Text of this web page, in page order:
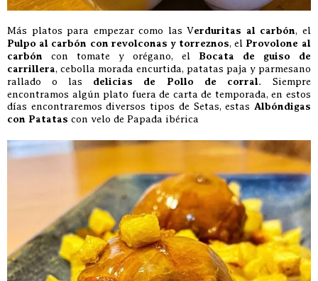
Más platos para empezar como las Verduritas al carbón, el
Pulpo al carbón con revolconas y torreznos, el Provolone al
carbón con tomate y orégano, el Bocata de guiso de
carrillera, cebolla morada encurtida, patatas paja y parmesano
rallado o las delicias de Pollo de corral. Siempre
encontramos algún plato fuera de carta de temporada, en estos
días encontraremos diversos tipos de Setas, estas Albóndigas
con Patatas con velo de Papada ibérica